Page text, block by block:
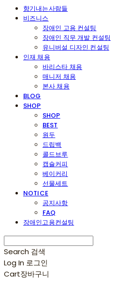
향기내는사람들
비즈니스
장애인 고용 컨설팅
장애인 직무 개발 컨설팅
유니버설 디자인 컨설팅
인재 채용
바리스타 채용
매니저 채용
본사 채용
BLOG
SHOP
SHOP
BEST
원두
드립백
콜드브루
캡슐커피
베이커리
선물세트
NOTICE
공지사항
FAQ
장애인고용컨설팅
Search 검색
Log In 로그인
Cart장바구니